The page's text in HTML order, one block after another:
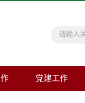
党建工作